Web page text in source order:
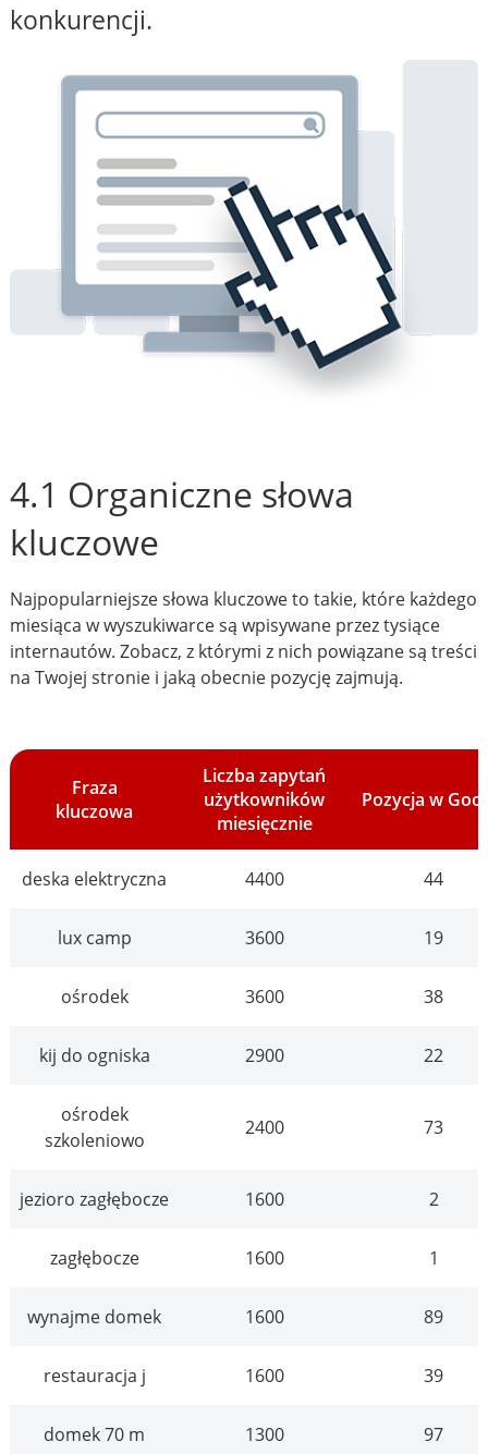
konkurencji.
4.1 Organiczne słowa
kluczowe
Najpopularniejsze słowa kluczowe to takie, które każdego
miesiąca w wyszukiwarce są wpisywane przez tysiące
internautów. Zobacz, z którymi z nich powiązane są treści
na Twojej stronie i jaką obecnie pozycję zajmują.
Fraza
kluczowa
Liczba zapytań
użytkowników
miesięcznie
Pozycja w
deska elektryczna 4400 44
lux camp 3600 19
ośrodek 3600 38
kij do ogniska 2900 22
ośrodek
szkoleniowo
2400 73
jezioro zagłębocze 1600 2
zagłębocze 1600 1
wynajme domek 1600 89
restauracja j 1600 39
domek 70 m 1300 97